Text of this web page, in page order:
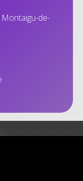
de-